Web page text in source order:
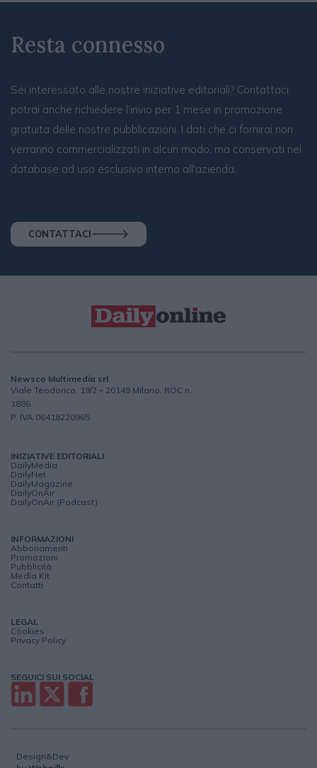
Resta connesso
Sei interessato alle nostre iniziative editoriali? Contattaci,
potrai anche richiedere l’invio per 1 mese in promozione
gratuita delle nostre pubblicazioni. I dati che ci fornirai non
verranno commercializzati in alcun modo, ma conservati nel
database ad uso esclusivo interno all'azienda.
CONTATTACI
Newsco Multimedia srl
Viale Teodorico, 19/2 – 20149 Milano, ROC n.
1886
P. IVA 06418220965
INIZIATIVE EDITORIALI
DailyMedia
DailyNet
DailyMagazine
DailyOnAir
DailyOnAir (Podcast)
INFORMAZIONI
Abbonamenti
Promozioni
Pubblicità
Media Kit
Contatti
LEGAL
Cookies
Privacy Policy
SEGUICI SUI SOCIAL
Design&Dev